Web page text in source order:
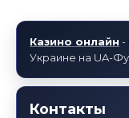
Казино онлайн -
Украине на UA-
Контакты